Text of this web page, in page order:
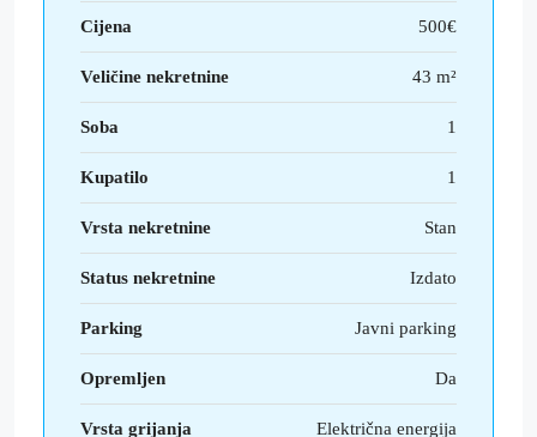
Cijena 500€
Veličine nekretnine 43 m²
Soba 1
Kupatilo 1
Vrsta nekretnine Stan
Status nekretnine Izdato
Parking Javni parking
Opremljen Da
Vrsta grijanja Električna energija